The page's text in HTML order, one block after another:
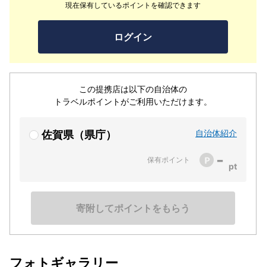
現在保有しているポイントを確認できます
ログイン
この提携店は以下の自治体の
トラベルポイントがご利用いただけます。
佐賀県（県庁） 自治体紹介
保有ポイント -
寄附してポイントをもらう
フォトギャラリー